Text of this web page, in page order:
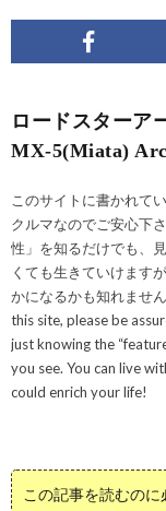
ロードスターア
MX-5(Miata)
このサイトに書かれて
クルマなのでご安心下
性」を知るだけでも、
くても生きていけます
かになるかも知れませ
this site, please be
just knowing the
you see. You can live
could enrich your life!
この記事を読むのに